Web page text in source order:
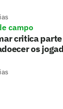
campo
critica
os